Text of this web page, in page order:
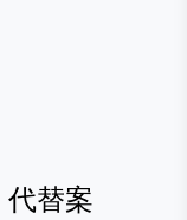
代替案